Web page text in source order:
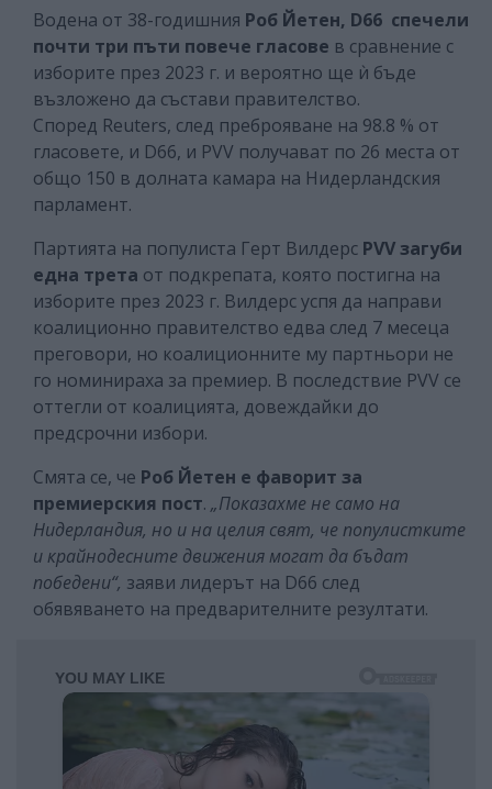
Водена от 38-годишния Роб Йетен, D66 спечели
почти три пъти повече гласове в сравнение с
изборите през 2023 г. и вероятно ще ѝ бъде
възложено да състави правителство.
Според Reuters, след преброяване на 98.8 % от
гласовете, и D66, и PVV получават по 26 места от
общо 150 в долната камара на Нидерландския
парламент.
Партията на популиста Герт Вилдерс PVV загуби
една трета от подкрепата, която постигна на
изборите през 2023 г. Вилдерс успя да направи
коалиционно правителство едва след 7 месеца
преговори, но коалиционните му партньори не
го номинираха за премиер. В последствие PVV се
оттегли от коалицията, довеждайки до
предсрочни избори.
Смята се, че Роб Йетен е фаворит за
премиерския пост. „Показахме не само на
Нидерландия, но и на целия свят, че популистките
и крайнодесните движения могат да бъдат
победени“, заяви лидерът на D66 след
обявяването на предварителните резултати.